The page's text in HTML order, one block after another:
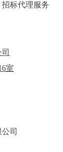
标代理服务
室
司